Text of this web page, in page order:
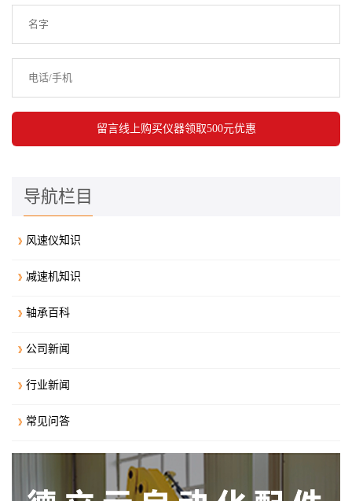
导航栏目
风速仪知识
减速机知识
轴承百科
公司新闻
行业新闻
常见问答